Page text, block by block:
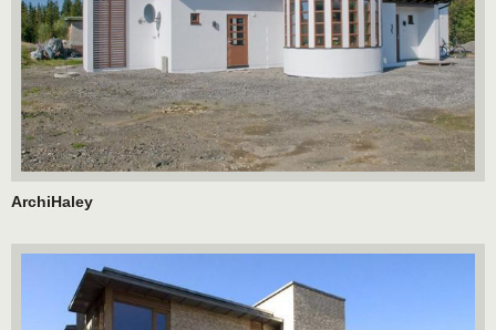
ArchiHaley